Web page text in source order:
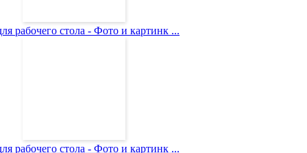
рабочего стола - Фото и картинк ...
рабочего стола - Фото и картинк ...